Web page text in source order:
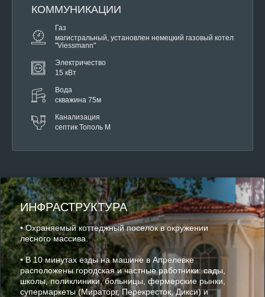
КОММУНИКАЦИИ
Газ
магистральный, установлен немецкий газовый котел
"Viessmann"
Электричество
15 кВт
Вода
скважина 75м
Канализация
септик Тополь М
ИНФРАСТРУКТУРА
• Охраняемый коттеджный поселок в окружении
лесного массива.
• В 10 минутах езды на машине в Апрелевке
расположены городская и частные работники: сады,
школы, поликлиники, больницы, фермерские рынки,
супермаркеты (Мираторг, Перекресток, Дикси) и